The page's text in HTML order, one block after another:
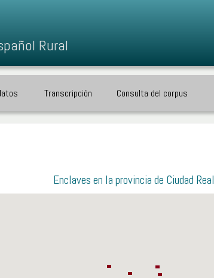
Rural
Transcripción Consulta del corpus
Enclaves en la provincia de Ciudad Real